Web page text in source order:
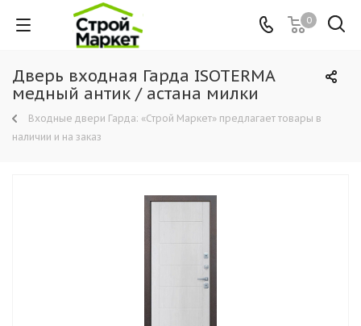
0
Дверь входная Гарда ISOTERMA
медный антик / астана милки
Входные двери Гарда: «Строй Маркет» предлагает товары в
наличии и на заказ